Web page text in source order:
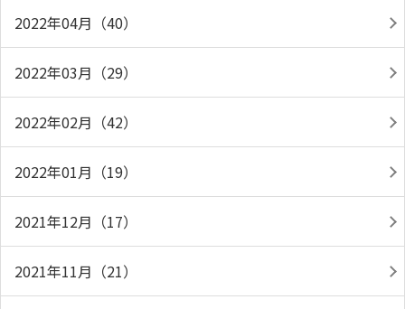
2022年04月（40）
2022年03月（29）
2022年02月（42）
2022年01月（19）
2021年12月（17）
2021年11月（21）